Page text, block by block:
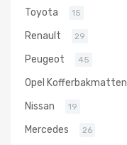
Toyota 15
Renault 29
Peugeot 45
Opel Kofferbakmatten
Nissan 19
Mercedes 26